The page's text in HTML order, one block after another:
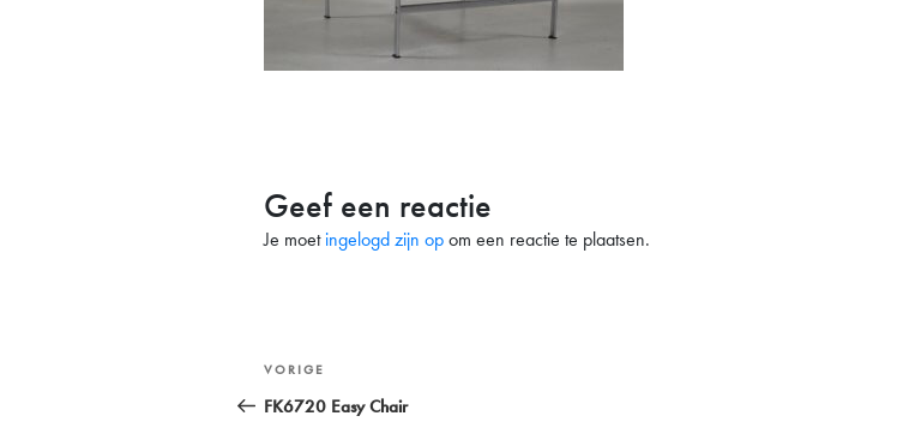
Geef een reactie
Je moetingelogd zijn opom een reactie te plaatsen.
Bericht
navigatie
Vorig
bericht
VORIGE
FK6720 Easy Chair